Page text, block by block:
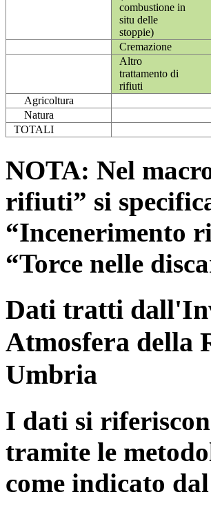
combustione in
situ delle
stoppie)
Cremazione
Altro
trattamento di
rifiuti
Agricoltura
Natura
TOTALI
NOTA: Nel
rifiuti” si
“Incenerimento
“Torce nelle
Dati tratti
Atmosfera della
Umbria
I dati si
tramite le
come indicato